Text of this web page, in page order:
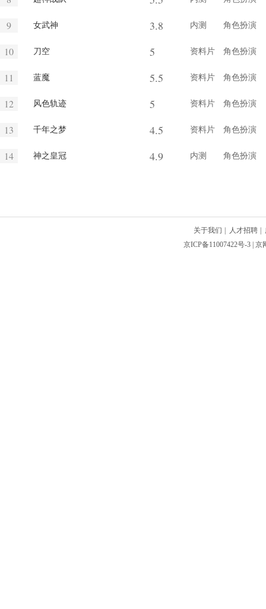
9 女武神 3.8 内测 角色扮演
10 刀空 5 资料片 角色扮演
11 蓝魔 5.5 资料片 角色扮演
12 风色轨迹 5 资料片 角色扮演
13 千年之梦 4.5 资料片 角色扮演
14 神之皇冠 4.9 内测 角色扮演
关于我们 人才招聘
京ICP备11007422号-3 |